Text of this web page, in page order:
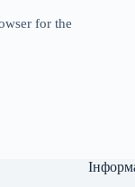
for the